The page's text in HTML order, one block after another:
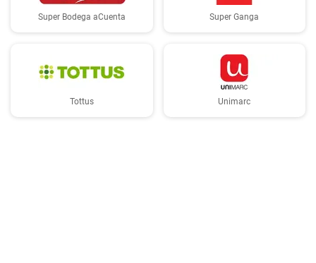
Super Bodega aCuenta Super Ganga
Tottus Unimarc